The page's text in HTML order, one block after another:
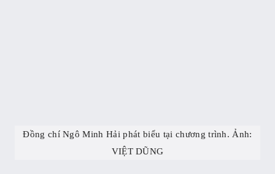
Đồng chí Ngô Minh Hải phát biểu tại chương trình. Ảnh:
VIỆT DŨNG